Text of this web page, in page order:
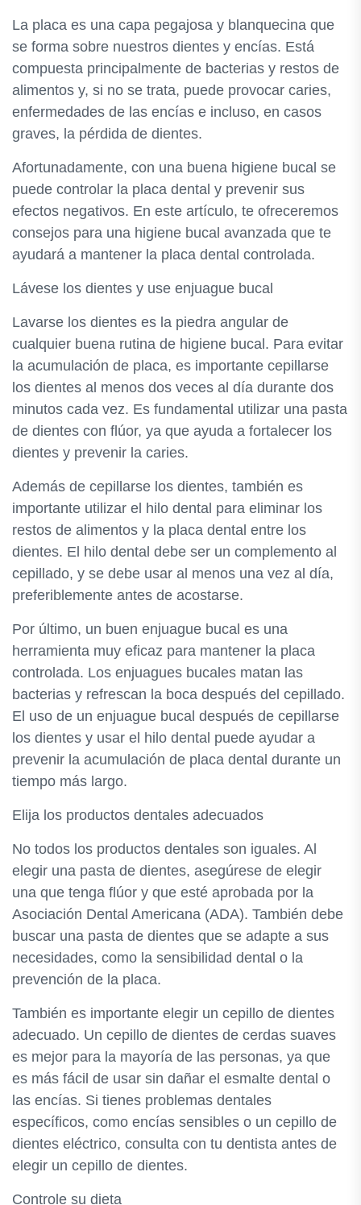
La placa es una capa pegajosa y blanquecina que
se forma sobre nuestros dientes y encías. Está
compuesta principalmente de bacterias y restos de
alimentos y, si no se trata, puede provocar caries,
enfermedades de las encías e incluso, en casos
graves, la pérdida de dientes.
Afortunadamente, con una buena higiene bucal se
puede controlar la placa dental y prevenir sus
efectos negativos. En este artículo, te ofreceremos
consejos para una higiene bucal avanzada que te
ayudará a mantener la placa dental controlada.
Lávese los dientes y use enjuague bucal
Lavarse los dientes es la piedra angular de
cualquier buena rutina de higiene bucal. Para evitar
la acumulación de placa, es importante cepillarse
los dientes al menos dos veces al día durante dos
minutos cada vez. Es fundamental utilizar una pasta
de dientes con flúor, ya que ayuda a fortalecer los
dientes y prevenir la caries.
Además de cepillarse los dientes, también es
importante utilizar el hilo dental para eliminar los
restos de alimentos y la placa dental entre los
dientes. El hilo dental debe ser un complemento al
cepillado, y se debe usar al menos una vez al día,
preferiblemente antes de acostarse.
Por último, un buen enjuague bucal es una
herramienta muy eficaz para mantener la placa
controlada. Los enjuagues bucales matan las
bacterias y refrescan la boca después del cepillado.
El uso de un enjuague bucal después de cepillarse
los dientes y usar el hilo dental puede ayudar a
prevenir la acumulación de placa dental durante un
tiempo más largo.
Elija los productos dentales adecuados
No todos los productos dentales son iguales. Al
elegir una pasta de dientes, asegúrese de elegir
una que tenga flúor y que esté aprobada por la
Asociación Dental Americana (ADA). También debe
buscar una pasta de dientes que se adapte a sus
necesidades, como la sensibilidad dental o la
prevención de la placa.
También es importante elegir un cepillo de dientes
adecuado. Un cepillo de dientes de cerdas suaves
es mejor para la mayoría de las personas, ya que
es más fácil de usar sin dañar el esmalte dental o
las encías. Si tienes problemas dentales
específicos, como encías sensibles o un cepillo de
dientes eléctrico, consulta con tu dentista antes de
elegir un cepillo de dientes.
Controle su dieta